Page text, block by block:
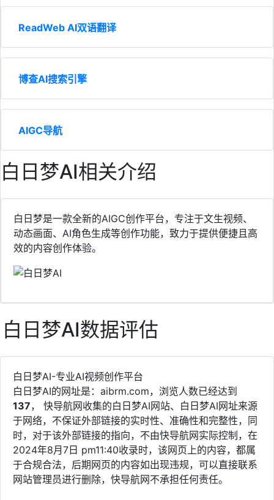
ReadWeb AI双语翻译
博查AI搜索引擎
AIGC导航
白日梦AI相关介绍
白日梦是一款全新的AIGC创作平台，专注于文生视频、
动态画面、AI角色生成等创作功能，致力于提供便捷且高
效的内容创作体验。
白日梦AI数据评估
白日梦AI-专业AI视频创作平台
白日梦AI的网址是：aibrm.com，浏览人数已经达到
137， 快导航网收集的白日梦AI网站、白日梦AI网址来源
于网络，不保证外部链接的实时性、准确性和完整性，同
时，对于该外部链接的指向，不由快导航网实际控制，在
2024年8月7日 pm11:40收录时，该网页上的内容，都属
于合规合法，后期网页的内容如出现违规，可以直接联系
网站管理员进行删除，快导航网不承担任何责任。